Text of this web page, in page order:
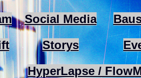
Social Media
Storys
HyperLapse /